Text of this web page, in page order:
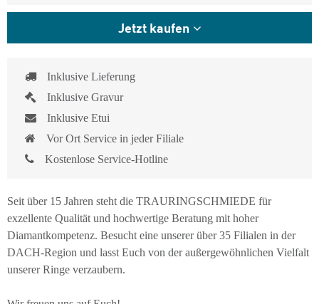
Jetzt kaufen
Inklusive Lieferung
Inklusive Gravur
Inklusive Etui
Vor Ort Service in jeder Filiale
Kostenlose Service-Hotline
Seit über 15 Jahren steht die TRAURINGSCHMIEDE für
exzellente Qualität und hochwertige Beratung mit hoher
Diamantkompetenz. Besucht eine unserer über 35 Filialen in der
DACH-Region und lasst Euch von der außergewöhnlichen Vielfalt
unserer Ringe verzaubern.